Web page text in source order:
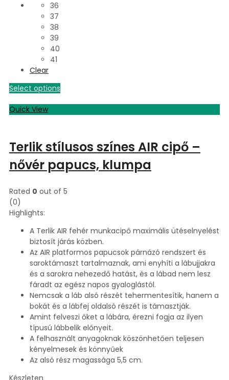
36
37
38
39
40
41
Clear
Select options
Quick View
Terlik stílusos színes AIR cipő –
nővér papucs, klumpa
Rated 0 out of 5
(0)
Highlights:
A Terlik AIR fehér munkacipő maximális ütéselnyelést
biztosít járás közben.
Az AIR platformos papucsok párnázó rendszert és
saroktámaszt tartalmaznak, ami enyhíti a lábujjakra
és a sarokra nehezedő hatást, és a lábad nem lesz
fáradt az egész napos gyaloglástól.
Nemcsak a láb alsó részét tehermentesítik, hanem a
bokát és a lábfej oldalsó részét is támasztják.
Amint felveszi őket a lábára, érezni fogja az ilyen
típusú lábbelik előnyeit.
A felhasznált anyagoknak köszönhetően teljesen
kényelmesek és könnyűek
Az alsó rész magassága 5,5 cm.